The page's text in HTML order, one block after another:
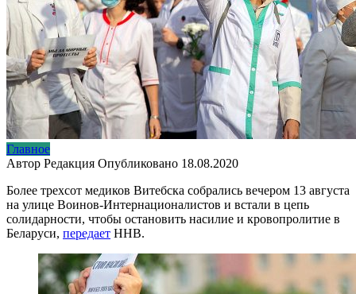
Главное
Автор Редакция Опубликовано 18.08.2020
Более трехсот медиков Витебска собрались вечером 13 августа
на улице Воинов-Интернационалистов и встали в цепь
солидарности, чтобы остановить насилие и кровопролитие в
Беларуси, передает ННВ.